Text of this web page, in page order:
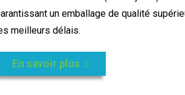
un emballage de qualité
meilleurs délais.
En savoir plus